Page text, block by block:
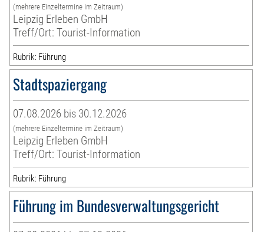
(mehrere Einzeltermine im Zeitraum)
Leipzig Erleben GmbH
Treff/Ort: Tourist-Information
Rubrik: Führung
Stadtspaziergang
07.08.2026 bis 30.12.2026
(mehrere Einzeltermine im Zeitraum)
Leipzig Erleben GmbH
Treff/Ort: Tourist-Information
Rubrik: Führung
Führung im Bundesverwaltungsgericht